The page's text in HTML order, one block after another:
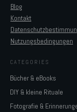
Blog
Kontakt
Nutzungsbedingungen
CATEGORIES
Bücher & eBooks
DIY & kleine Rituale
Fotografie &